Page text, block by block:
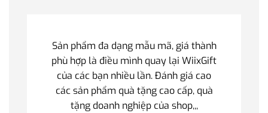
Sản phẩm đa dạng mẫu mã, giá thành
phù hợp là điều mình quay lại WiixGift
của các bạn nhiều lần. Đánh giá cao
các sản phẩm quà tặng cao cấp, quà
tặng doanh nghiệp của shop,,,